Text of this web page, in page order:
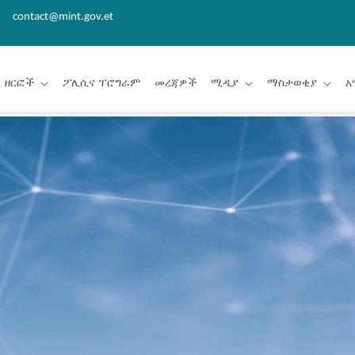
contact@mint.gov.et
ዘርፎች ፖሊሲና ፕሮግራም መረጃዎች ሚዲያ ማስታወቂያ